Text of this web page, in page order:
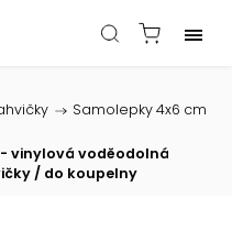
/
Samolepky 4x6 cm
- vinylová voděodolná
/ do koupelny